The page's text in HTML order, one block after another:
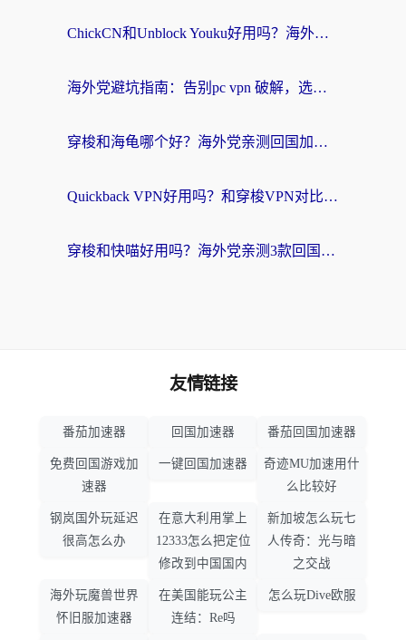
ChickCN和Unblock Youku好用吗？海外党亲测3款回国加速器，附iOS免费选择指南
海外党避坑指南：告别pc vpn 破解，选对回国加速器轻松访问国内资源
穿梭和海龟哪个好？海外党亲测回国加速器，附电脑免费VPN推荐
Quickback VPN好用吗？和穿梭VPN对比哪个回国效果更好？海外党必看的真实测评与选择指南
穿梭和快喵好用吗？海外党亲测3款回国加速器，附日本回国VPN避坑指南
友情链接
番茄加速器 回国加速器 番茄回国加速器
免费回国游戏加
速器
一键回国加速器
奇迹MU加速用什
么比较好
钢岚国外玩延迟
很高怎么办
在意大利用掌上
12333怎么把定位
修改到中国国内
新加坡怎么玩七
人传奇：光与暗
之交战
海外玩魔兽世界
怀旧服加速器
在美国能玩公主
连结：Re吗
怎么玩Dive欧服